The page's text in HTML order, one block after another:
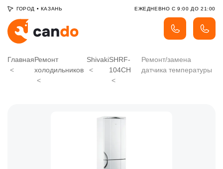
ГОРОД • КАЗАНЬ ЕЖЕДНЕВНО С 9:00 ДО 21:00
ГлавнаяРемонт
холодильников
ShivakiSHRF-
104CH
Ремонт/замена
датчика температуры